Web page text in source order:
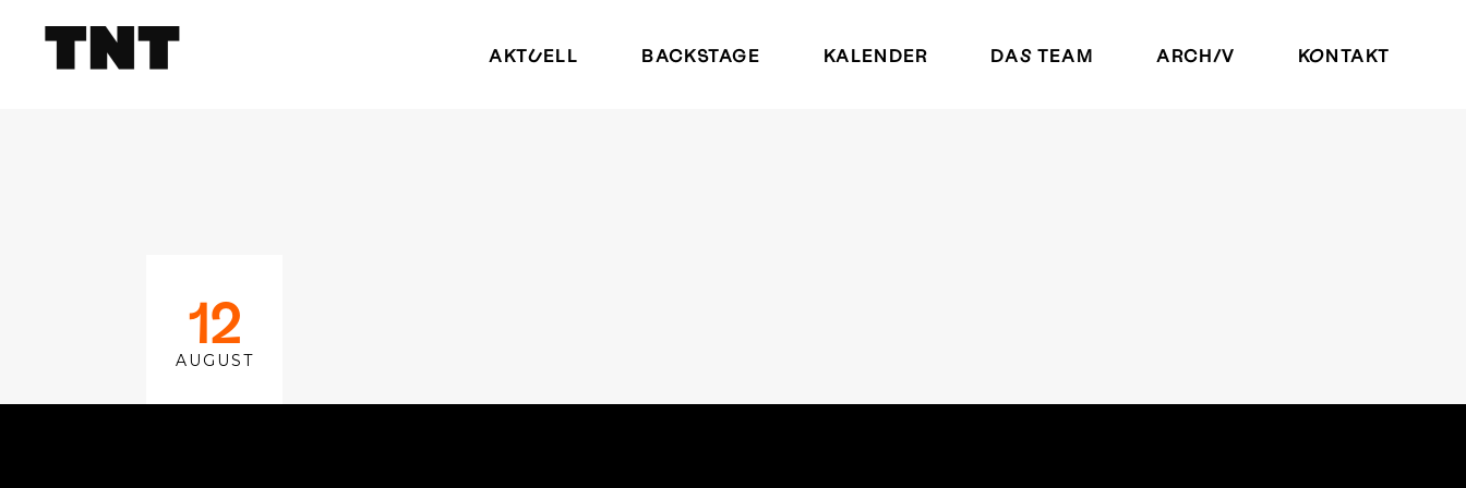
AKTUELL BACKSTAGE KALENDER DAS TEAM ARCHIV KONTAKT
12
AUGUST